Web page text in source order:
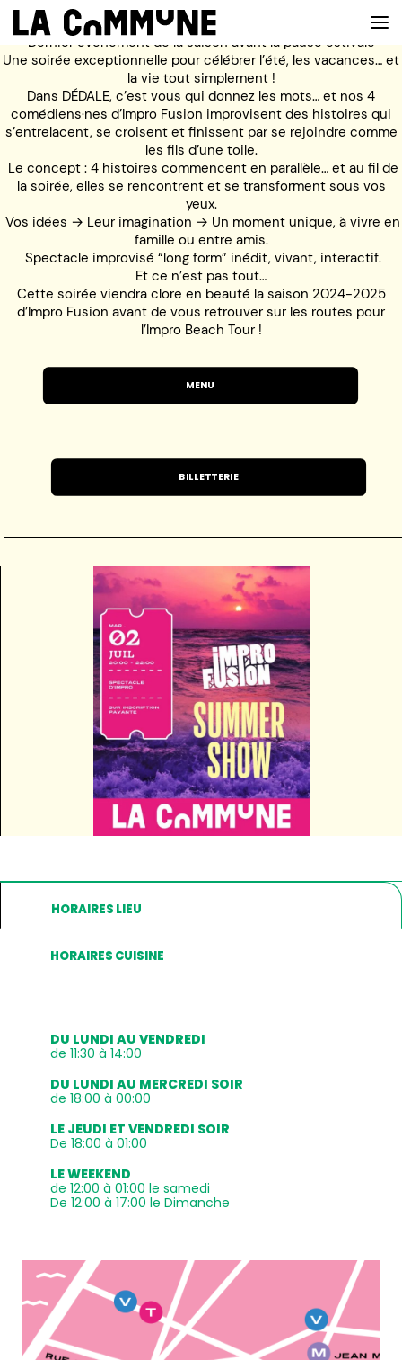
VOIR LA CARTE
CHEFS
PROG’
BAR
PRIVATISER
RESERVER
Dernier événement de la saison avant la pause estivale
Une soirée exceptionnelle pour célébrer l’été, les vacances… et
la vie tout simplement !
Dans DÉDALE, c’est vous qui donnez les mots… et nos 4
comédiens·nes d’Impro Fusion improvisent des histoires qui
s’entrelacent, se croisent et finissent par se rejoindre comme
les fils d’une toile.
Le concept : 4 histoires commencent en parallèle… et au fil de
la soirée, elles se rencontrent et se transforment sous vos
yeux.
Vos idées → Leur imagination → Un moment unique, à vivre en
famille ou entre amis.
Spectacle improvisé “long form” inédit, vivant, interactif.
Et ce n’est pas tout…
Cette soirée viendra clore en beauté la saison 2024-2025
d’Impro Fusion avant de vous retrouver sur les routes pour
l’Impro Beach Tour !
MENU
BILLETTERIE
HORAIRES LIEU
HORAIRES CUISINE
DU LUNDI AU VENDREDI
de 11:30 à 14:00
DU LUNDI AU MERCREDI SOIR
de 18:00 à 00:00
LE JEUDI ET VENDREDI SOIR
De 18:00 à 01:00
LE WEEKEND
de 12:00 à 01:00 le samedi
De 12:00 à 17:00 le Dimanche